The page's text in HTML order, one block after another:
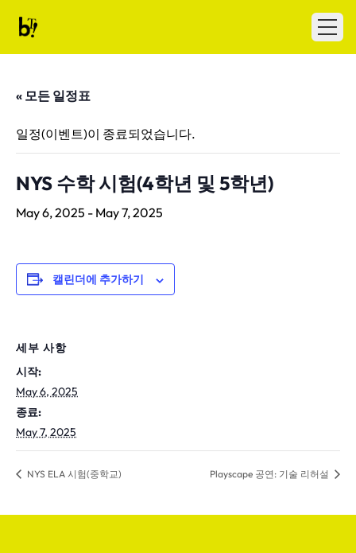
Ballet Tech
« 모든 일정표
일정(이벤트)이 종료되었습니다.
NYS 수학 시험(4학년 및 5학년)
May 6, 2025 - May 7, 2025
캘린더에 추가하기
세부 사항
시작:
May 6, 2025
종료:
May 7, 2025
NYS ELA 시험(중학교) Playscape 공연: 기술 리허설